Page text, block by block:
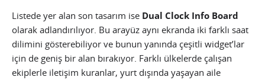
Listede yer alan son tasarım ise Dual Clock Info Board
olarak adlandırılıyor. Bu arayüz aynı ekranda iki farklı saat
dilimini gösterebiliyor ve bunun yanında çeşitli widget’lar
için de geniş bir alan bırakıyor. Farklı ülkelerde çalışan
ekiplerle iletişim kuranlar, yurt dışında yaşayan aile